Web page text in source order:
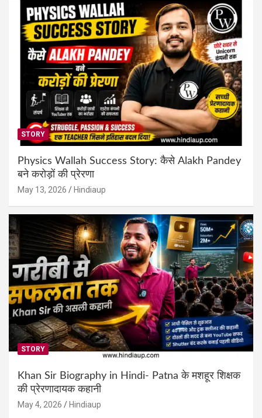
STORY
Physics Wallah Success Story: कैसे Alakh Pandey
बने करोड़ों की प्रेरणा
May 13, 2026 Hindiaup
STORY
Khan Sir Biography in Hindi- Patna के मशहूर शिक्षक
की प्रेरणादायक कहानी
May 4, 2026 Hindiaup